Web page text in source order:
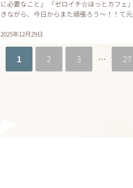
2025年12月29日
に必要なこと」 「ゼロイチ☆ほっとカフェ
きながら、今日からまた頑張ろう～！！て
1 2 3 … 27